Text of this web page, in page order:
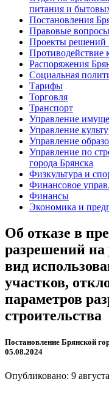
питания и
Постановления
Правовые вопросы
Проекты
Противодействие
Распоряжения
Социальная
Тарифы
Торговля
Транспорт
Управление
Управление
Управление
Управление по
города Брянска
Физкультура и
Финансовое
Финансы
Экономика и
Об отказе в
разрешений
вид
участков,
параметров
строительства
Постановление Брянской
05.08.2024
Опубликовано: 9